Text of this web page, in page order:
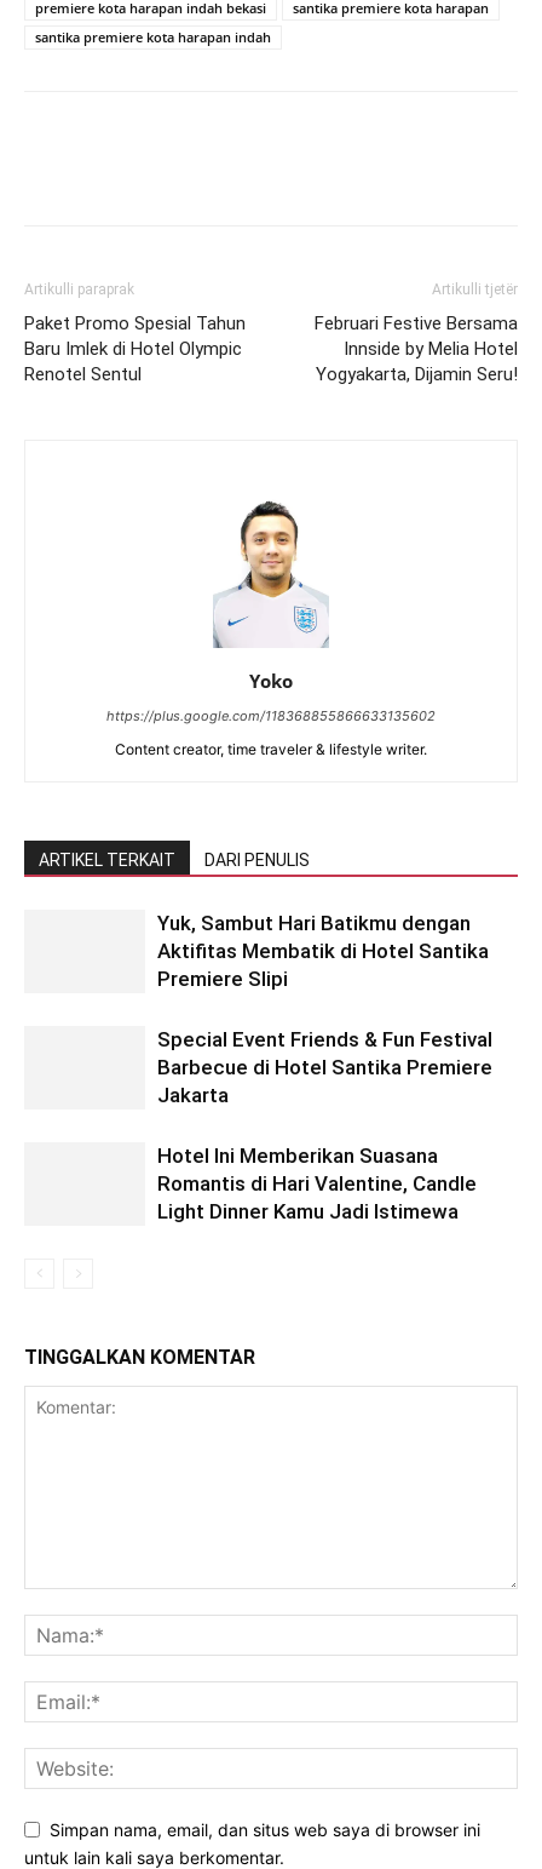
premiere kota harapan indah bekasi
santika premiere kota harapan
santika premiere kota harapan indah
Artikulli paraprak
Paket Promo Spesial Tahun
Baru Imlek di Hotel Olympic
Renotel Sentul
Artikulli tjetër
Februari Festive Bersama
Innside by Melia Hotel
Yogyakarta, Dijamin Seru!
Yoko
https://plus.google.com/118368855866633135602
Content creator, time traveler & lifestyle writer.
ARTIKEL TERKAIT DARI PENULIS
Yuk, Sambut Hari Batikmu dengan
Aktifitas Membatik di Hotel Santika
Premiere Slipi
Special Event Friends & Fun Festival
Barbecue di Hotel Santika Premiere
Jakarta
Hotel Ini Memberikan Suasana
Romantis di Hari Valentine, Candle
Light Dinner Kamu Jadi Istimewa
TINGGALKAN KOMENTAR
Simpan nama, email, dan situs web saya di browser ini
untuk lain kali saya berkomentar.